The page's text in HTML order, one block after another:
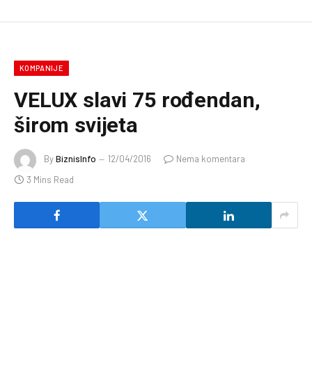
KOMPANIJE
VELUX slavi 75 rođendan,
širom svijeta
ByBiznisInfo 12/04/2016
Nema komentara
3 Mins Read